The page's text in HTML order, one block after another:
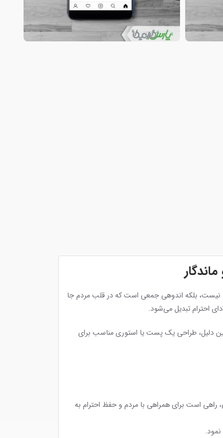
نیست، بلکه اندوهی جمعی است که در قلب مردم جا
احترام تبدیل می‌شود.
دلیل، طراحی یک پست یا استوری مناسب برای
راهی است برای همراهی با مردم و حفظ احترام به